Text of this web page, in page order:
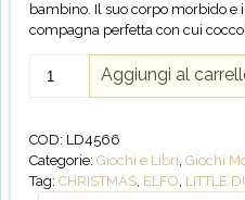
bambino. Il suo corpo morbido e
compagna perfetta con cui
bambola
quantità
Aggiungi al
COD: LD4566
Categorie: Giochi e Libri, Giochi
Tag: CHRISTMAS, ELFO, LITTLE